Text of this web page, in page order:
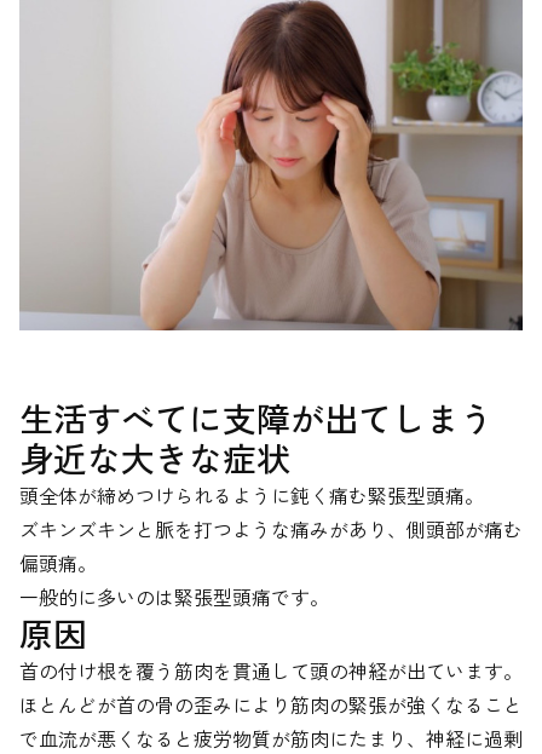
生活すべてに支障が出てしまう
身近な大きな症状
頭全体が締めつけられるように鈍く痛む緊張型頭痛。
ズキンズキンと脈を打つような痛みがあり、側頭部が痛む
偏頭痛。
一般的に多いのは緊張型頭痛です。
原因
首の付け根を覆う筋肉を貫通して頭の神経が出ています。
ほとんどが首の骨の歪みにより筋肉の緊張が強くなること
で血流が悪くなると疲労物質が筋肉にたまり、神経に過剰